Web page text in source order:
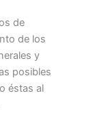
de
de los
y
posibles
éstas al